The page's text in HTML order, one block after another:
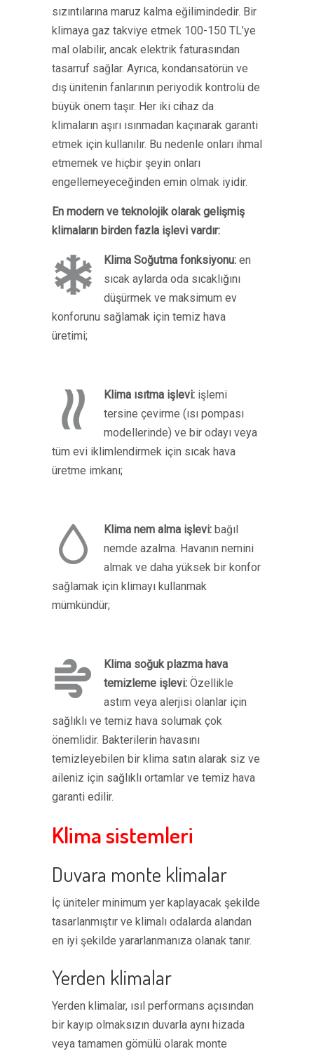
sızıntılarına maruz kalma eğilimindedir. Bir
klimaya gaz takviye etmek 100-150 TL’ye
mal olabilir, ancak elektrik faturasından
tasarruf sağlar. Ayrıca, kondansatörün ve
dış ünitenin fanlarının periyodik kontrolü de
büyük önem taşır. Her iki cihaz da
klimaların aşırı ısınmadan kaçınarak garanti
etmek için kullanılır. Bu nedenle onları ihmal
etmemek ve hiçbir şeyin onları
engellemeyeceğinden emin olmak iyidir.
En modern ve teknolojik olarak gelişmiş
klimaların birden fazla işlevi vardır:
Klima Soğutma fonksiyonu: en
sıcak aylarda oda sıcaklığını
düşürmek ve maksimum ev
konforunu sağlamak için temiz hava
üretimi;
Klima ısıtma işlevi: işlemi
tersine çevirme (ısı pompası
modellerinde) ve bir odayı veya
tüm evi iklimlendirmek için sıcak hava
üretme imkanı;
Klima nem alma işlevi: bağıl
nemde azalma. Havanın nemini
almak ve daha yüksek bir konfor
sağlamak için klimayı kullanmak
mümkündür;
Klima soğuk plazma hava
temizleme işlevi: Özellikle
astım veya alerjisi olanlar için
sağlıklı ve temiz hava solumak çok
önemlidir. Bakterilerin havasını
temizleyebilen bir klima satın alarak siz ve
aileniz için sağlıklı ortamlar ve temiz hava
garanti edilir.
Klima sistemleri
Duvara monte klimalar
İç üniteler minimum yer kaplayacak şekilde
tasarlanmıştır ve klimalı odalarda alandan
en iyi şekilde yararlanmanıza olanak tanır.
Yerden klimalar
Yerden klimalar, ısıl performans açısından
bir kayıp olmaksızın duvarla aynı hizada
veya tamamen gömülü olarak monte